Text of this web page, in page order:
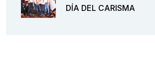
DÍA DEL CARISMA